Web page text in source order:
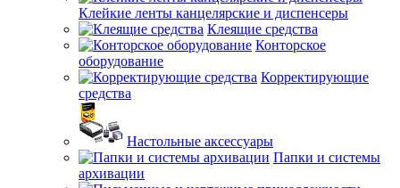
Клейкие ленты канцелярские и диспенсеры
Клеящие средства
Конторское
оборудование
Корректирующие
средства
Настольные аксессуары
Папки и системы
архивации